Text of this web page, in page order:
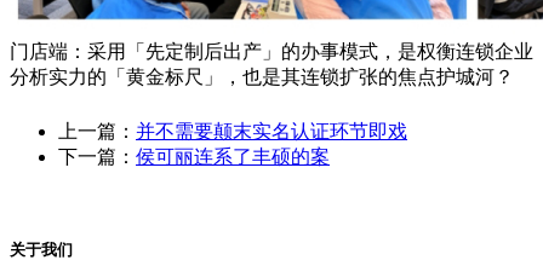
门店端：采用「先定制后出产」的办事模式，是权衡连锁企业
分析实力的「黄金标尺」，也是其连锁扩张的焦点护城河？
上一篇： 并不需要颠末实名认证环节即戏
下一篇： 侯可丽连系了丰硕的案
关于我们